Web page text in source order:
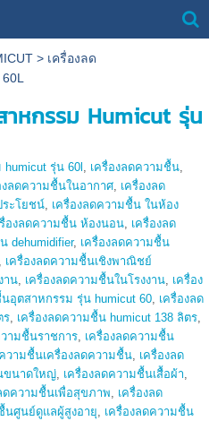
> เครื่องลด
าหกรรม Humicut รุ่น
รุ่น 60l , เครื่องลดความชื้น,
งลดความชื้นในอากาศ, เครื่องลด
ระโยชน์, เครื่องลดความชื้น ในห้อง
รื่องลดความชื้น ห้องนอน, เครื่องลด
dehumidifier, เครื่องลดความชื้น
เครื่องลดความชื้นเชิงพาณิชย์
าน, เครื่องลดความชื้นในโรงงาน, เครื่อง
อุตสาหกรรม รุ่น humicut 60, เครื่องลด
ร, เครื่องลดความชื้น humicut 138 ลิตร,
วามชื้นราชการ, เครื่องลดความชื้น
วามชื้นเครื่องลดความชื้น, เครื่องลด
ขนาดใหญ่, เครื่องลดความชื้นเสื้อผ้า,
ดความชื้นเพื่อสุขภาพ, เครื่องลด
นศูนย์ดูแลผู้สูงอายุ, เครื่องลดความชื้น